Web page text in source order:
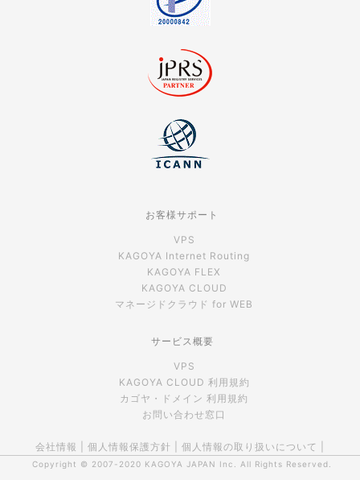
お客様サポート
VPS
KAGOYA Internet Routing
KAGOYA FLEX
KAGOYA CLOUD
マネージドクラウド for WEB
サービス概要
VPS
KAGOYA CLOUD 利用規約
カゴヤ・ドメイン 利用規約
お問い合わせ窓口
会社情報 個人情報保護方針 個人情報の取り扱いについて
Copyright © 2007-2020 KAGOYA JAPAN Inc. All Rights Reserved.